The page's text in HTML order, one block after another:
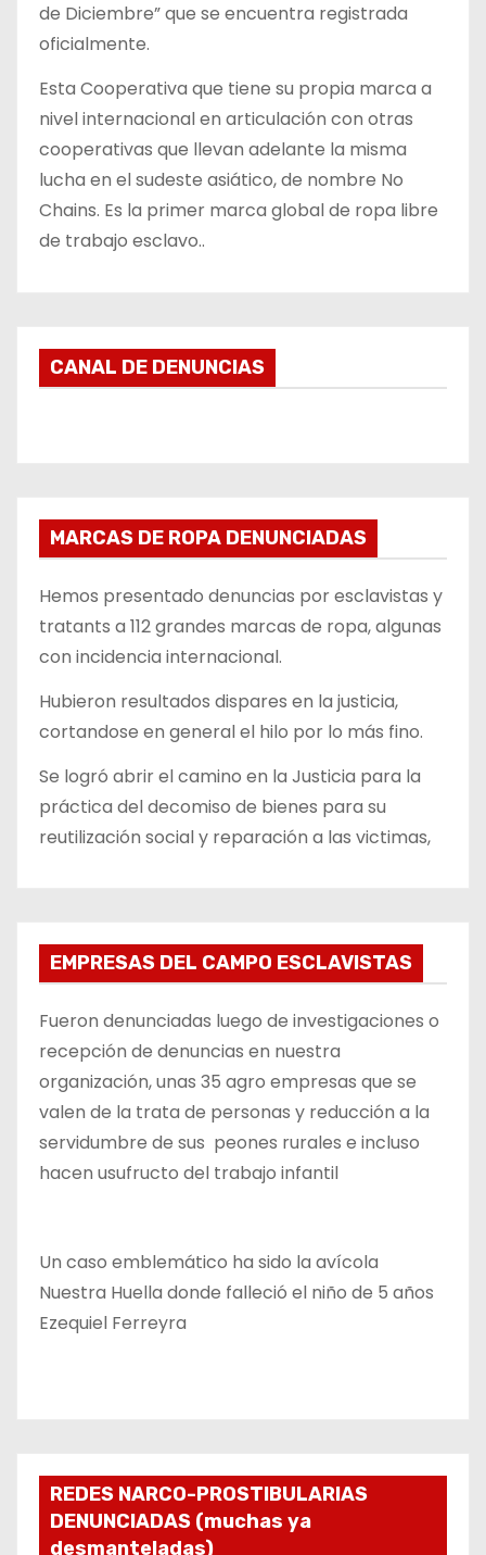
de Diciembre” que se encuentra registrada
oficialmente.
Esta Cooperativa que tiene su propia marca a
nivel internacional en articulación con otras
cooperativas que llevan adelante la misma
lucha en el sudeste asiático, de nombre No
Chains. Es la primer marca global de ropa libre
de trabajo esclavo..
CANAL DE DENUNCIAS
MARCAS DE ROPA DENUNCIADAS
Hemos presentado denuncias por esclavistas y
tratants a 112 grandes marcas de ropa, algunas
con incidencia internacional.
Hubieron resultados dispares en la justicia,
cortandose en general el hilo por lo más fino.
Se logró abrir el camino en la Justicia para la
práctica del decomiso de bienes para su
reutilización social y reparación a las victimas,
EMPRESAS DEL CAMPO ESCLAVISTAS
Fueron denunciadas luego de investigaciones o
recepción de denuncias en nuestra
organización, unas 35 agro empresas que se
valen de la trata de personas y reducción a la
servidumbre de sus peones rurales e incluso
hacen usufructo del trabajo infantil
Un caso emblemático ha sido la avícola
Nuestra Huella donde falleció el niño de 5 años
Ezequiel Ferreyra
REDES NARCO-PROSTIBULARIAS
DENUNCIADAS (muchas ya
desmanteladas)